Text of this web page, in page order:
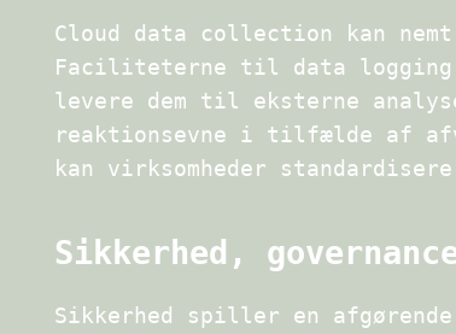
Cloud data collection kan
Faciliteterne til data logging
levere dem til eksterne
reaktionsevne i tilfælde af
kan virksomheder
Sikkerhed,
Sikkerhed spiller en